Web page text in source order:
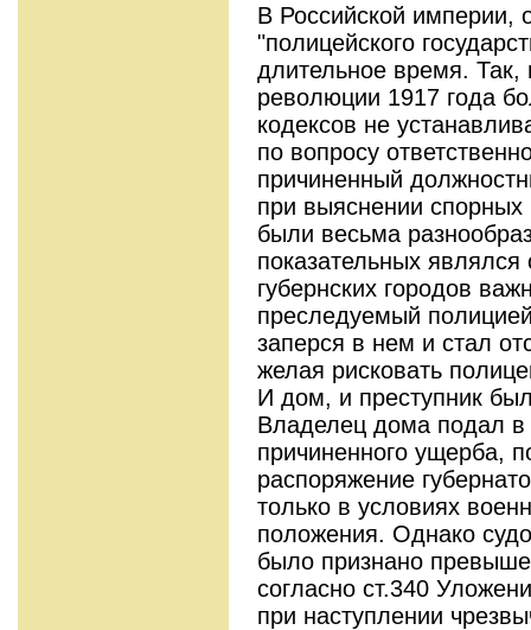
В Российской империи,
"полицейского
длительное время.
революции 1917 года
кодексов не
по вопросу
причиненный
при выяснении
были весьма
показательных
губернских городов
преследуемый
заперся в нем и стал
желая рисковать
И дом, и преступник
Владелец дома подал
причиненного ущерба,
распоряжение
только в условиях
положения. Однако
было признано
согласно ст.340
при наступлении